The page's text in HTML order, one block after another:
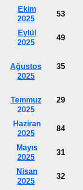
Ekim
2025
53
Eylül
2025
49
Ağustos
2025
35
Temmuz
2025
29
Haziran
2025
84
Mayıs
2025
31
Nisan
2025
32